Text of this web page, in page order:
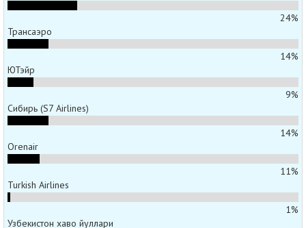
24%
Трансаэро
14%
ЮТэйр
9%
Сибирь (S7 Airlines)
14%
Orenair
11%
Turkish Airlines
1%
Узбекистон хаво йуллари